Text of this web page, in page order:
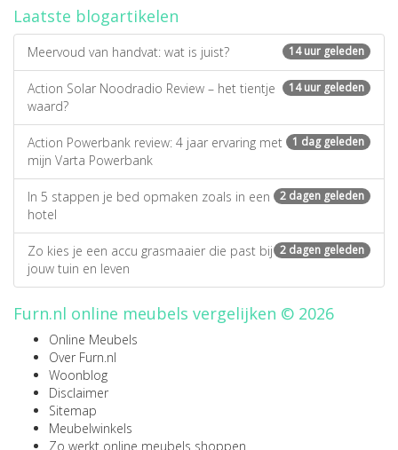
Laatste blogartikelen
14 uur geleden
Meervoud van handvat: wat is juist?
14 uur geleden
Action Solar Noodradio Review – het tientje
waard?
1 dag geleden
Action Powerbank review: 4 jaar ervaring met
mijn Varta Powerbank
2 dagen geleden
In 5 stappen je bed opmaken zoals in een
hotel
2 dagen geleden
Zo kies je een accu grasmaaier die past bij
jouw tuin en leven
Furn.nl online meubels vergelijken © 2026
Online Meubels
Over Furn.nl
Woonblog
Disclaimer
Sitemap
Meubelwinkels
Zo werkt online meubels shoppen